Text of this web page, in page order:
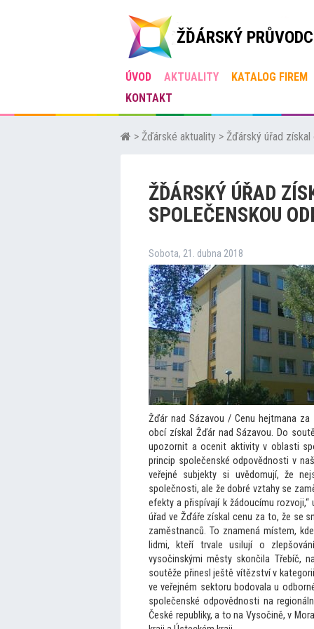
ŽĎÁRSKÝ
ÚVOD AKTUALITY KATALOG FIREM
KONTAKT
> Žďárské aktuality > Žďárský úřad
ŽĎÁRSKÝ ÚŘAD
SPOLEČENSKOU
Sobota, 21. dubna 2018
Žďár nad Sázavou / Cenu hejtmana
obcí získal Žďár nad Sázavou. Do
upozornit a ocenit aktivity v oblasti
princip společenské odpovědnosti v
veřejné subjekty si uvědomují, že
společnosti, ale že dobré vztahy se
efekty a přispívají k žádoucímu
úřad ve Žďáře získal cenu za to, že se
zaměstnanců. To znamená místem,
lidmi, kteří trvale usilují o
vysočinskými městy skončila Třebíč,
soutěže přinesl ještě vítězství v
ve veřejném sektoru bodovala u
společenské odpovědnosti na
České republiky, a to na Vysočině, v